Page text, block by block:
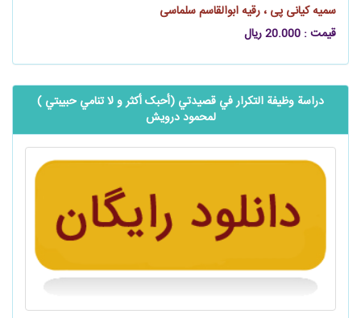
سمیه کیانی پی ، رقیه ابوالقاسم سلماسی
قیمت : 20.000 ریال
دراسة وظيفة التکرار في قصيدتي (أحبک أکثر و لا تنامي حبيبتي )
لمحمود درويش